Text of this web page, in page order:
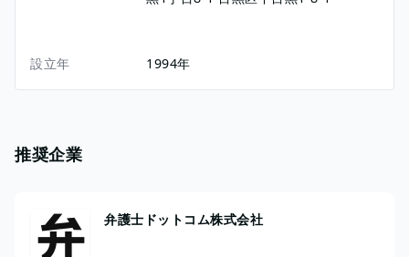
設立年 1994年
推奨企業
弁護士ドットコム株式会社